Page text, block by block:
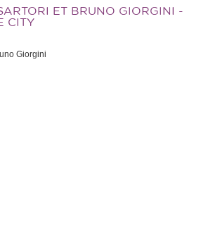
ET BRUNO GIORGINI -
CITY
Giorgini